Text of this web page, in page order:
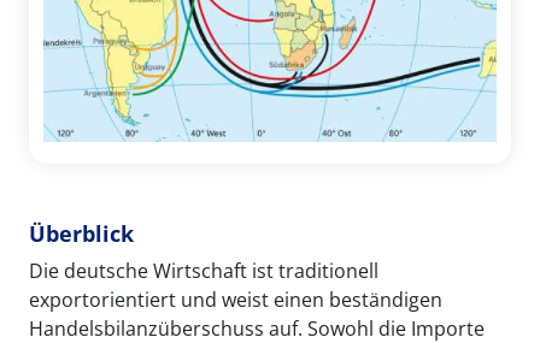
Überblick
Die deutsche Wirtschaft ist traditionell
exportorientiert und weist einen beständigen
Handelsbilanzüberschuss auf. Sowohl die Importe